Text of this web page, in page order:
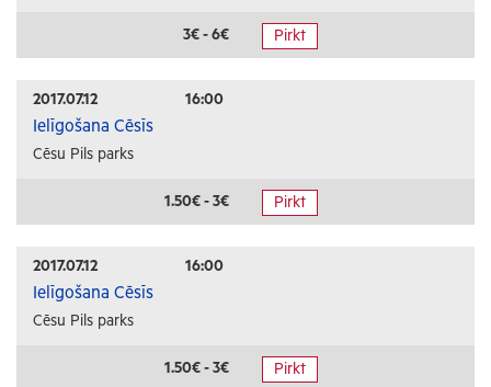
3€ - 6€ Pirkt
2017.07.12 16:00
Ielīgošana Cēsīs
Cēsu Pils parks
1.50€ - 3€ Pirkt
2017.07.12 16:00
Ielīgošana Cēsīs
Cēsu Pils parks
1.50€ - 3€ Pirkt